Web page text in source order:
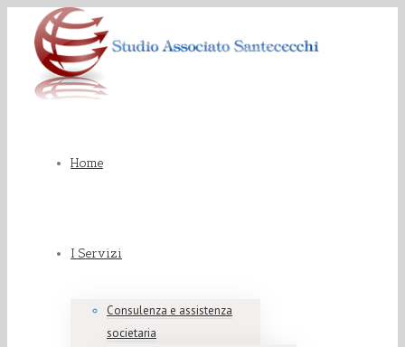
Home
I Servizi
Consulenza e assistenza
societaria